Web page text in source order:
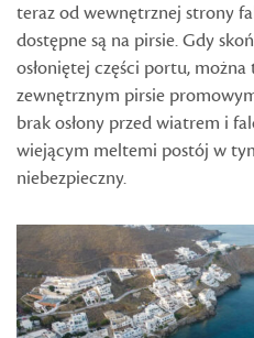
teraz od wewnętrznej strony
dostępne są na pirsie. Gdy
osłoniętej części portu,
zewnętrznym pirsie
brak osłony przed wiatrem i
wiejącym meltemi postój w
niebezpieczny.